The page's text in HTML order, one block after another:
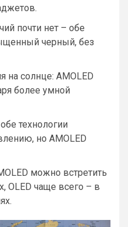
почти нет – обе
черный, без
на солнце: AMOLED
более умной
технологии
но AMOLED
можно встретить
OLED чаще всего – в